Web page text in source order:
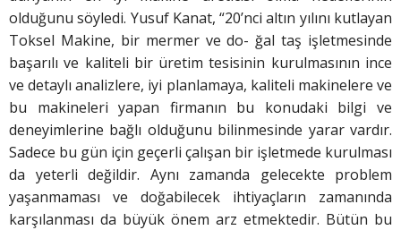
olduğunu söyledi. Yusuf Kanat, “20’nci altın yılını kutlayan
Toksel Makine, bir mermer ve do- ğal taş işletmesinde
başarılı ve kaliteli bir üretim tesisinin kurulmasının ince
ve detaylı analizlere, iyi planlamaya, kaliteli makinelere ve
bu makineleri yapan firmanın bu konudaki bilgi ve
deneyimlerine bağlı olduğunu bilinmesinde yarar vardır.
Sadece bu gün için geçerli çalışan bir işletmede kurulması
da yeterli değildir. Aynı zamanda gelecekte problem
yaşanmaması ve doğabilecek ihtiyaçların zamanında
karşılanması da büyük önem arz etmektedir. Bütün bu